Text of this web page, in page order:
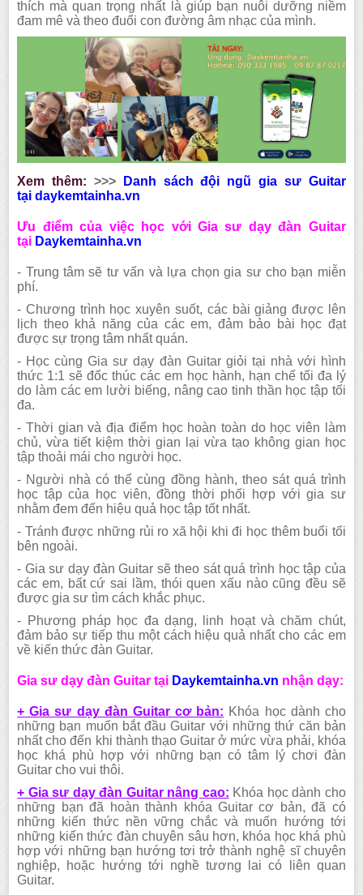
thích mà quan trọng nhất là giúp bạn nuôi dưỡng niềm
đam mê và theo đuổi con đường âm nhạc của mình.
Xem thêm: >>>
Danh sách đội ngũ gia sư Guitar
tạidaykemtainha.vn
Ưu điểm của việc học với Gia sư dạy đàn Guitar
tại Daykemtainha.vn
- Trung tâm sẽ tư vấn và lựa chọn gia sư cho bạn miễn
phí.
- Chương trình học xuyên suốt, các bài giảng được lên
lịch theo khả năng của các em, đảm bảo bài học đạt
được sự trọng tâm nhất quán.
- Học cùng Gia sư dạy đàn Guitar giỏi tại nhà với hình
thức 1:1 sẽ đốc thúc các em học hành, hạn chế tối đa lý
do làm các em lười biếng, nâng cao tinh thần học tập tối
đa.
- Thời gian và địa điểm học hoàn toàn do học viên làm
chủ, vừa tiết kiệm thời gian lại vừa tạo không gian học
tập thoải mái cho người học.
- Người nhà có thể cùng đồng hành, theo sát quá trình
học tập của học viên, đồng thời phối hợp với gia sư
nhằm đem đến hiệu quả học tập tốt nhất.
- Tránh được những rủi ro xã hội khi đi học thêm buổi tối
bên ngoài.
- Gia sư dạy đàn Guitar sẽ theo sát quá trình học tập của
các em, bất cứ sai lầm, thói quen xấu nào cũng đều sẽ
được gia sư tìm cách khắc phục.
- Phương pháp học đa dạng, linh hoạt và chăm chút,
đảm bảo sự tiếp thu một cách hiệu quả nhất cho các em
về kiến thức đàn Guitar.
Gia sư dạy đàn Guitar tại Daykemtainha.vn nhận dạy:
+ Gia sư dạy đàn Guitar cơ bản: Khóa học dành cho
những bạn muốn bắt đầu Guitar với những thứ căn bản
nhất cho đến khi thành thạo Guitar ở mức vừa phải, khóa
học khá phù hợp với những bạn có tâm lý chơi đàn
Guitar cho vui thôi.
+ Gia sư dạy đàn Guitar nâng cao: Khóa học dành cho
những bạn đã hoàn thành khóa Guitar cơ bản, đã có
những kiến thức nền vững chắc và muốn hướng tới
những kiến thức đàn chuyên sâu hơn, khóa học khá phù
hợp với những bạn hướng tơi trở thành nghệ sĩ chuyên
nghiệp, hoặc hướng tới nghề tương lai có liên quan
Guitar.